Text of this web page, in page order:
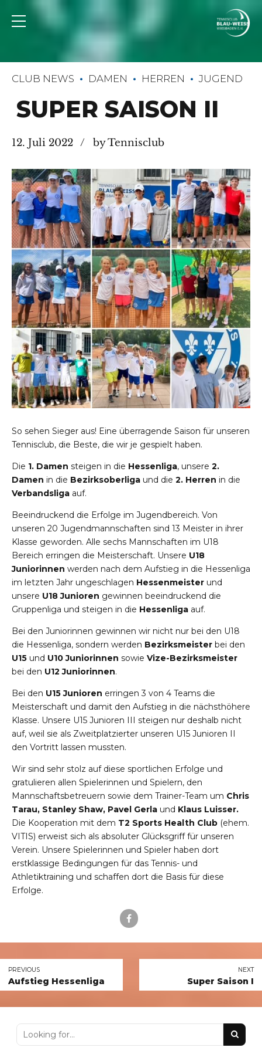
CLUB NEWS DAMEN HERREN JUGEND
SUPER SAISON II
12. Juli 2022 by Tennisclub
So sehen Sieger aus! Eine überragende Saison für unseren
Tennisclub, die Beste, die wir je gespielt haben.
Die 1. Damen steigen in die Hessenliga, unsere 2.
Damen in die Bezirksoberliga und die 2. Herren in die
Verbandsliga auf.
Beeindruckend die Erfolge im Jugendbereich. Von
unseren 20 Jugendmannschaften sind 13 Meister in ihrer
Klasse geworden. Alle sechs Mannschaften im U18
Bereich erringen die Meisterschaft. Unsere U18
Juniorinnen werden nach dem Aufstieg in die Hessenliga
im letzten Jahr ungeschlagen Hessenmeister und
unsere U18 Junioren gewinnen beeindruckend die
Gruppenliga und steigen in die Hessenliga auf.
Bei den Juniorinnen gewinnen wir nicht nur bei den U18
die Hessenliga, sondern werden Bezirksmeister bei den
U15 und U10 Juniorinnen sowie Vize-Bezirksmeister
bei den U12 Juniorinnen.
Bei den U15 Junioren erringen 3 von 4 Teams die
Meisterschaft und damit den Aufstieg in die nächsthöhere
Klasse. Unsere U15 Junioren III steigen nur deshalb nicht
auf, weil sie als Zweitplatzierter unseren U15 Junioren II
den Vortritt lassen mussten.
Wir sind sehr stolz auf diese sportlichen Erfolge und
gratulieren allen Spielerinnen und Spielern, den
Mannschaftsbetreuern sowie dem Trainer-Team um Chris
Tarau, Stanley Shaw, Pavel Gerla und Klaus Luisser.
Die Kooperation mit dem T2 Sports Health Club (ehem.
VITIS) erweist sich als absoluter Glücksgriff für unseren
Verein. Unsere Spielerinnen und Spieler haben dort
erstklassige Bedingungen für das Tennis- und
Athletiktraining und schaffen dort die Basis für diese
Erfolge.
PREVIOUS
Aufstieg Hessenliga
NEXT
Super Saison I